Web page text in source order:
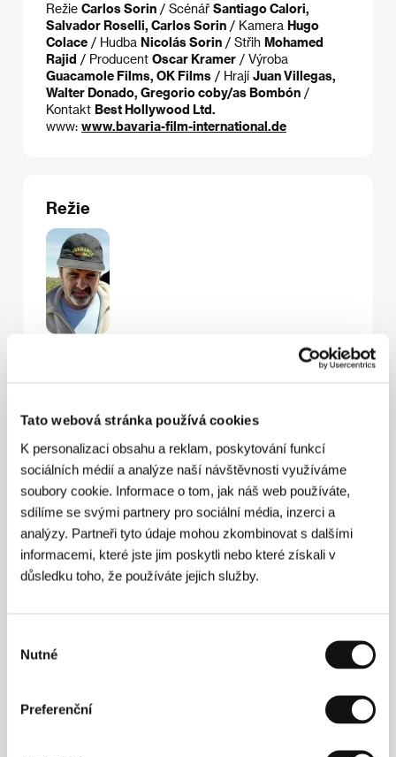
Tato webová stránka používá cookies
K personalizaci obsahu a reklam, poskytování funkcí
sociálních médií a analýze naší návštěvnosti využíváme
soubory cookie. Informace o tom, jak náš web používáte,
sdílíme se svými partnery pro sociální média, inzerci a
analýzy. Partneři tyto údaje mohou zkombinovat s dalšími
informacemi, které jste jim poskytli nebo které získali v
důsledku toho, že používáte jejich služby.
souhlasu
Nutné
Preferenční
Režie Carlos Sorin / Scénář Santiago Calori,
Salvador Roselli, Carlos Sorin / Kamera Hugo
Colace / Hudba Nicolás Sorin / Střih Mohamed
Rajid / Producent Oscar Kramer / Výroba
Guacamole Films, OK Films / Hrají Juan Villegas,
Walter Donado, Gregorio coby/as Bombón /
Kontakt Best Hollywood Ltd.
www: www.bavaria-film-international.de
Režie
(1944, Buenos Aires) debutoval v roce
Goya za nejlepší španělsky mluvený zahraniční film.
Následoval titulEterna sonrisa de New Jersey
Jersey vždy s úsměvem, 1989), v hlavní roli s
Danielem Day Lewisem, aHistorias mínimas
(Minimalistické příběhy , 2002). Tento film, který byl v
roce 2003 uveden na MFF v Karlových Varech v
sekci Fórum nezávislých, získal mimo jiné Zvláštní
cenu poroty, Cenu FIPRESCI na MFF v San
Sebastiánu a opět cenu Goya. Psí život
(2004) je
Sorinův čtvrtý snímek a režisér, který je známý jako
velký milovník psů, v něm věnoval velký prostor právě
Best Hollywood Ltd.